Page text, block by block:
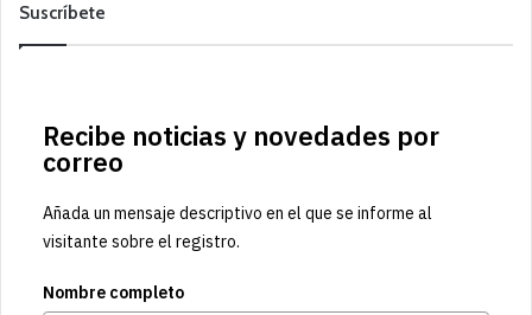
Suscríbete
Recibe noticias y novedades por
correo
Añada un mensaje descriptivo en el que se informe al
visitante sobre el registro.
Nombre completo